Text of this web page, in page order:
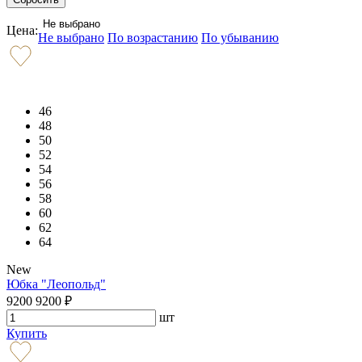
Цена: Не выбрано
Не выбрано По возрастанию По убыванию
46
48
50
52
54
56
58
60
62
64
New
Юбка "Леопольд"
9200 9200 ₽
шт
Купить